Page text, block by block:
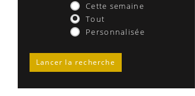
Cette semaine
Tout
Personnalisée